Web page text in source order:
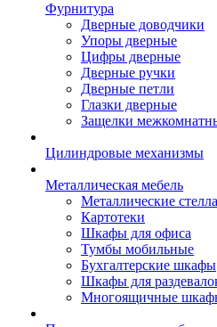
Фурнитура
Дверные доводчики
Упоры дверные
Цифры дверные
Дверные ручки
Дверные петли
Глазки дверные
Защелки
Цилиндровые механизмы
Металлическая мебель
Металлические
Картотеки
Шкафы для офиса
Тумбы мобильные
Бухгалтерские шкафы
Шкафы для
Многоящичные